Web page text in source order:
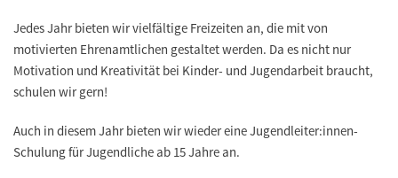
Jedes Jahr bieten wir vielfältige Freizeiten an, die mit von
motivierten Ehrenamtlichen gestaltet werden. Da es nicht nur
Motivation und Kreativität bei Kinder- und Jugendarbeit braucht,
schulen wir gern!
Auch in diesem Jahr bieten wir wieder eine Jugendleiter:innen-
Schulung für Jugendliche ab 15 Jahre an.